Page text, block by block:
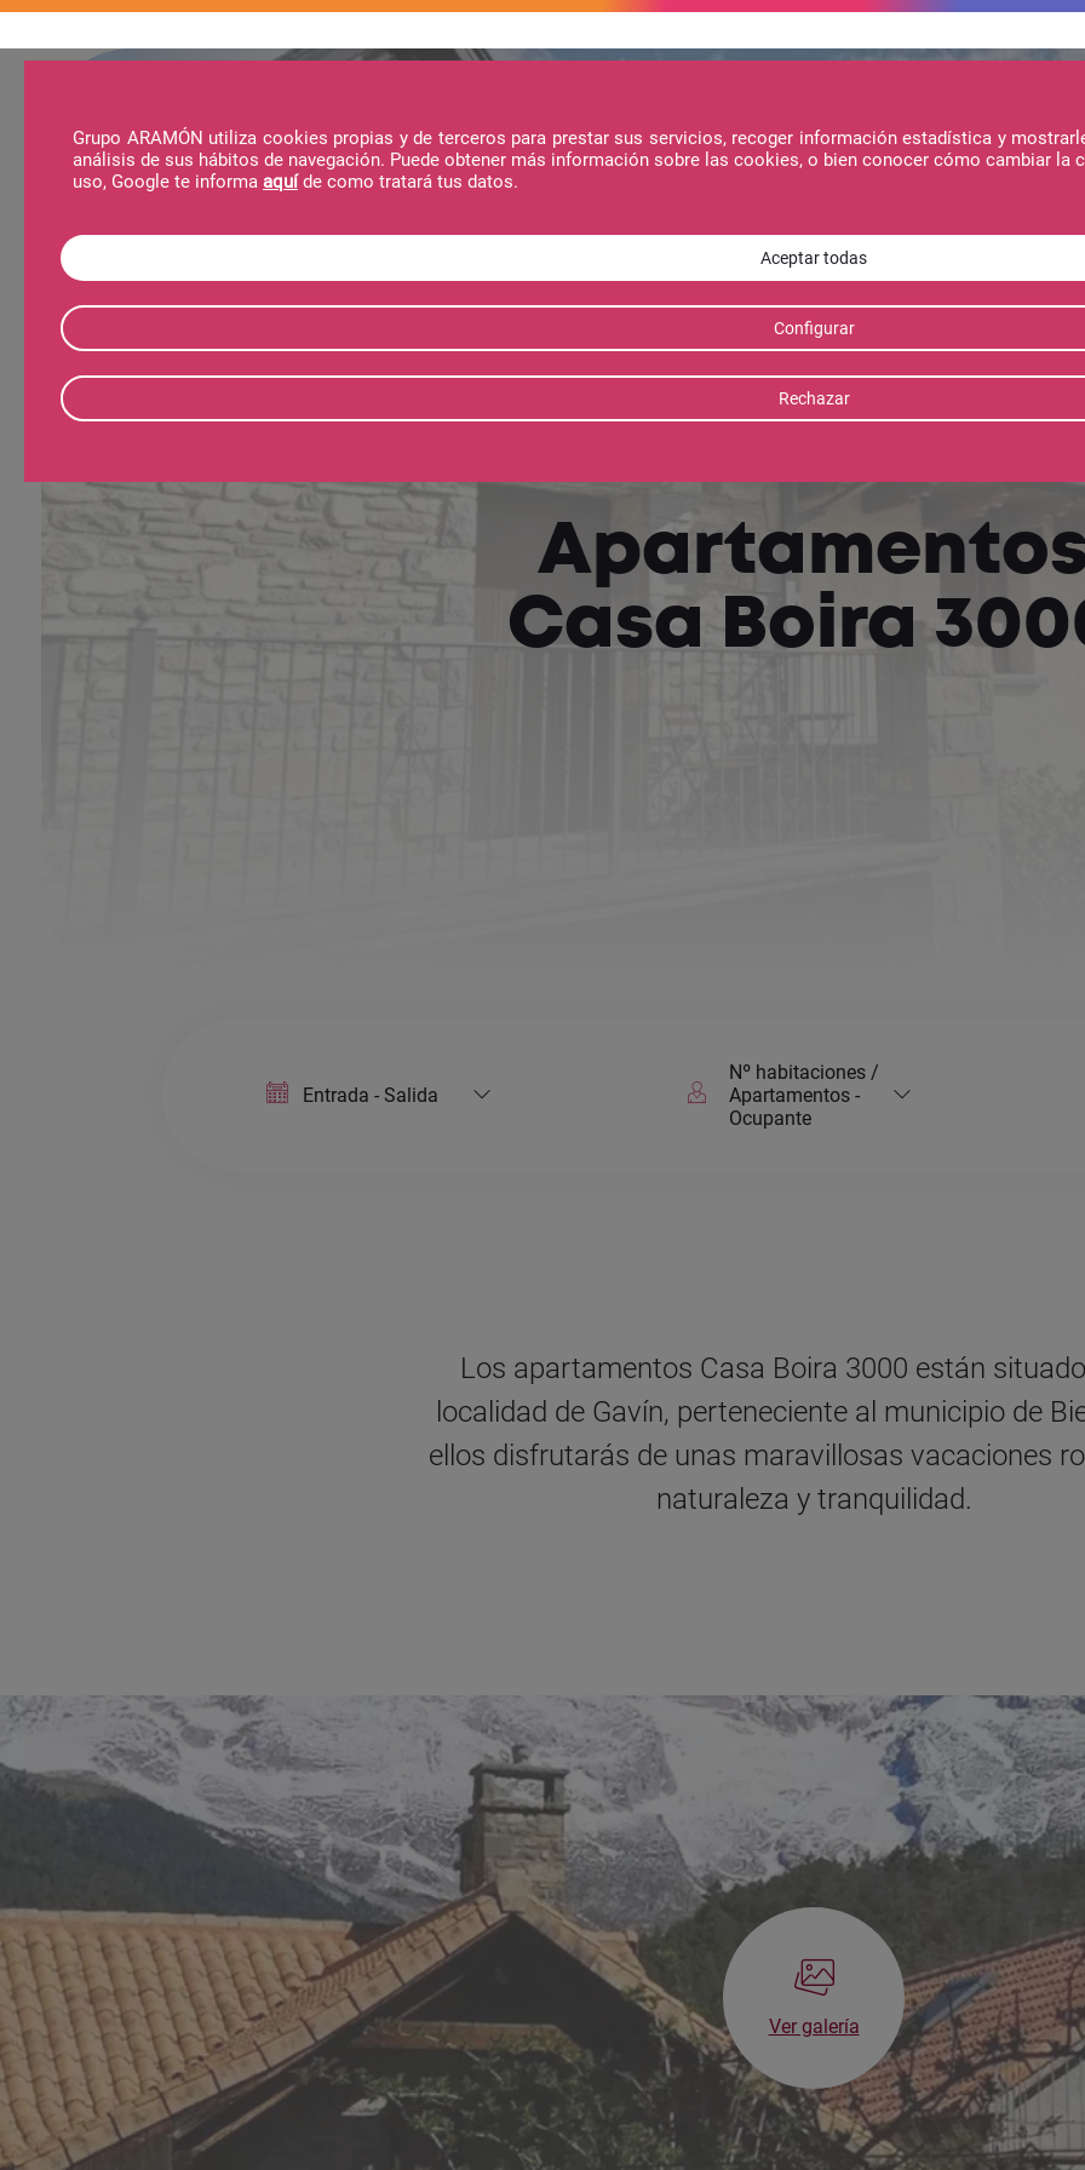
Grupo ARAMÓN utiliza cookies propias y de terceros para prestar sus servicios, recoger información estadística y
análisis de sus hábitos de navegación. Puede obtener más información sobre las cookies, o bien conocer cómo cambiar la
uso, Google te informa aquíde como tratará tus datos.
La Estación Actividades Noticias
/5
"Google rating certificate"
Casa Boira
Entrada - Salida
Nº habitaciones /
Apartamentos -
Ocupante
Los apartamentos Casa Boira 3000 están
localidad de Gavín, perteneciente al municipio de
ellos disfrutarás de unas maravillosas vacaciones
naturaleza y tranquilidad.
Ver galería